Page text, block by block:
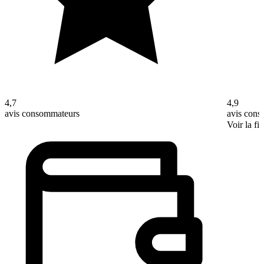
4,7
avis consommateurs
4,9
avis
Voir la